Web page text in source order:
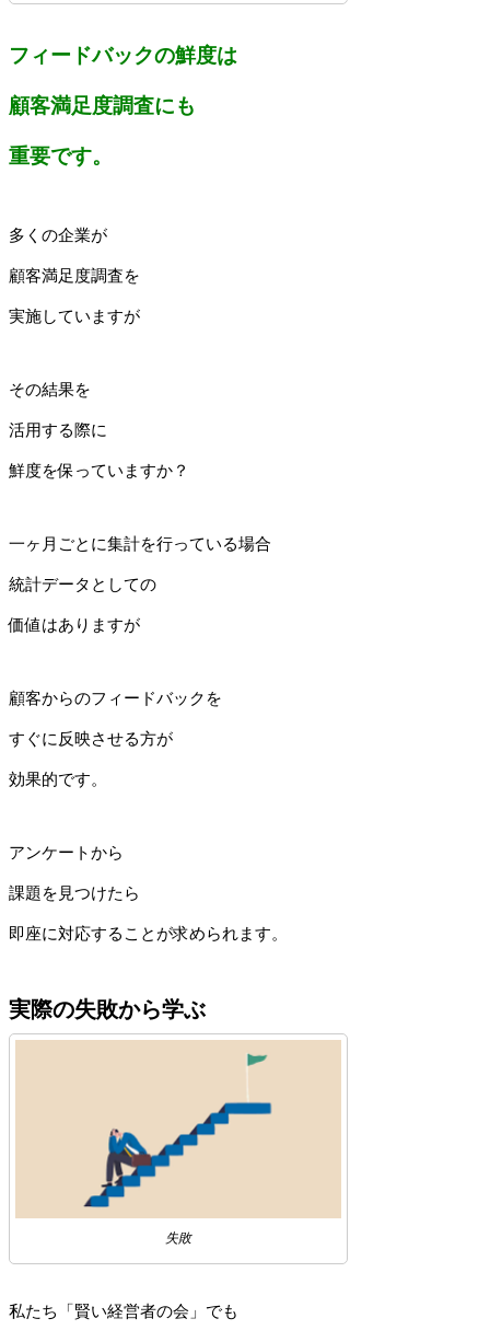
フィードバックの鮮度は
顧客満足度調査にも
重要です。
多くの企業が
顧客満足度調査を
実施していますが
その結果を
活用する際に
鮮度を保っていますか？
一ヶ月ごとに集計を行っている場合
統計データとしての
価値はありますが
顧客からのフィードバックを
すぐに反映させる方が
効果的です。
アンケートから
課題を見つけたら
即座に対応することが求められます。
実際の失敗から学ぶ
失敗
私たち「賢い経営者の会」でも